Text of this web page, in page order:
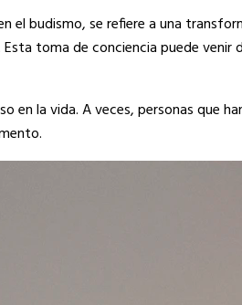
budismo, se refiere a una
toma de conciencia puede venir
la vida. A veces, personas que